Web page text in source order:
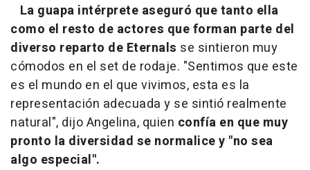
La guapa intérprete aseguró que tanto ella
como el resto de actores que forman parte del
diverso reparto de Eternals se sintieron muy
cómodos en el set de rodaje. "Sentimos que este
es el mundo en el que vivimos, esta es la
representación adecuada y se sintió realmente
natural", dijo Angelina, quien confía en que muy
pronto la diversidad se normalice y "no sea
algo especial".